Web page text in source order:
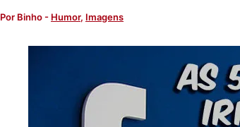
Por Binho- Humor, Imagens